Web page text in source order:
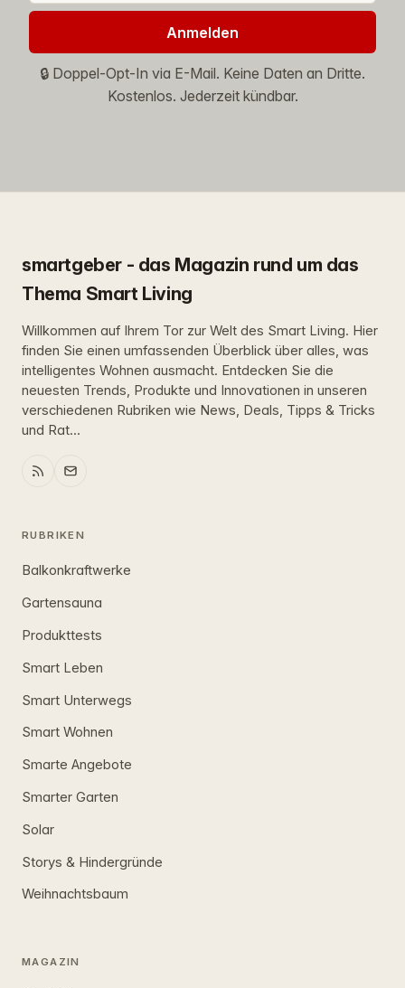
Anmelden
🔒 Doppel-Opt-In via E-Mail. Keine Daten an Dritte.
Kostenlos. Jederzeit kündbar.
smartgeber - das Magazin rund um das
Thema Smart Living
Willkommen auf Ihrem Tor zur Welt des Smart Living. Hier
finden Sie einen umfassenden Überblick über alles, was
intelligentes Wohnen ausmacht. Entdecken Sie die
neuesten Trends, Produkte und Innovationen in unseren
verschiedenen Rubriken wie News, Deals, Tipps & Tricks
und Rat...
RUBRIKEN
Balkonkraftwerke
Gartensauna
Produkttests
Smart Leben
Smart Unterwegs
Smart Wohnen
Smarte Angebote
Smarter Garten
Solar
Storys & Hindergründe
Weihnachtsbaum
MAGAZIN